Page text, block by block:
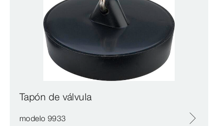
Tapón de válvula
modelo 9933